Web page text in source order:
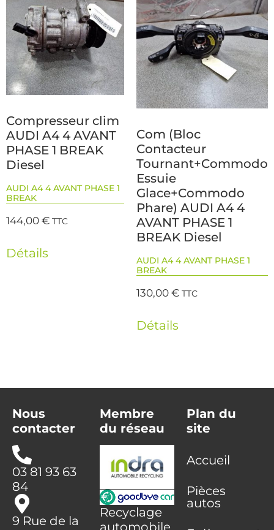
Compresseur clim
AUDI A4 4 AVANT
PHASE 1 BREAK
Diesel
AUDI A4 4 AVANT PHASE 1
BREAK
144,00€ TTC
Détails
Com (Bloc
Contacteur
Tournant+Commodo
Essuie
Glace+Commodo
Phare) AUDI A4 4
AVANT PHASE 1
BREAK Diesel
AUDI A4 4 AVANT PHASE 1
BREAK
130,00€ TTC
Détails
Nous
contacter
03 81 93 63
84
9 Rue de la
Membre
du réseau
Recyclage
Plan du
site
Accueil
Pièces
autos